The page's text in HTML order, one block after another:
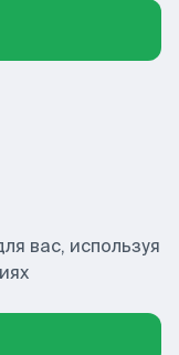
вас, используя